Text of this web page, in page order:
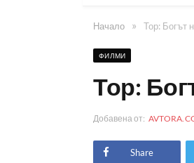
Начало » Тор: Богът
ФИЛМИ
Тор:
Добавена от:
Share